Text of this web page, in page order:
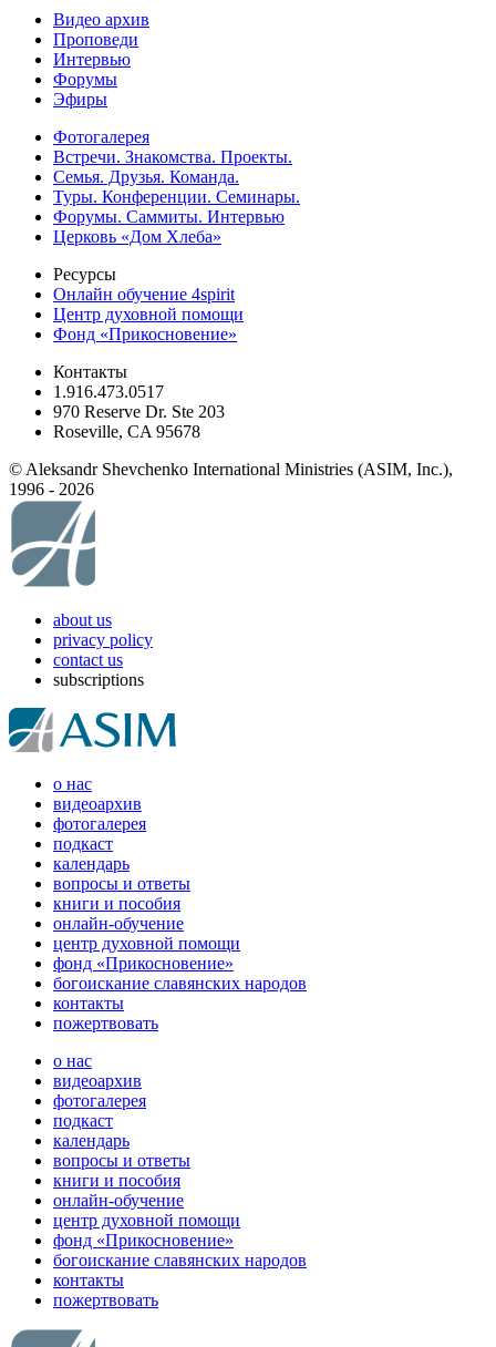
Видео архив
Проповеди
Интервью
Форумы
Эфиры
Фотогалерея
Встречи. Знакомства. Проекты.
Семья. Друзья. Команда.
Туры. Конференции. Семинары.
Форумы. Саммиты. Интервью
Церковь «Дом Хлеба»
Ресурсы
Онлайн обучение 4spirit
Центр духовной помощи
Фонд «Прикосновение»
Контакты
1.916.473.0517
970 Reserve Dr. Ste 203
Roseville, CA 95678
© Aleksandr Shevchenko International Ministries (ASIM, Inc.),
1996 - 2026
about us
privacy policy
contact us
subscriptions
о нас
видеоархив
фотогалерея
подкаст
календарь
вопросы и ответы
книги и пособия
онлайн-обучение
центр духовной помощи
фонд «Прикосновение»
богоискание славянских народов
контакты
пожертвовать
о нас
видеоархив
фотогалерея
подкаст
календарь
вопросы и ответы
книги и пособия
онлайн-обучение
центр духовной помощи
фонд «Прикосновение»
богоискание славянских народов
контакты
пожертвовать